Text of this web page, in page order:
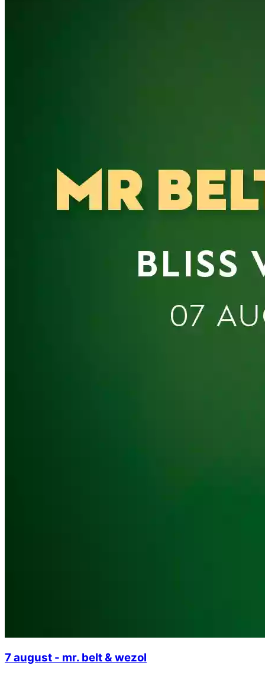
7 august - mr. belt & wezol